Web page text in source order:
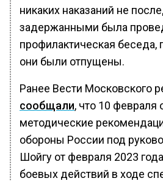
никаких наказаний не
задержанными была
профилактическая беседа,
они были отпущены.
Ранее Вести Московского
сообщали, что 10 февраля
методические
обороны России под
Шойгу от февраля 2023
боевых действий в ходе